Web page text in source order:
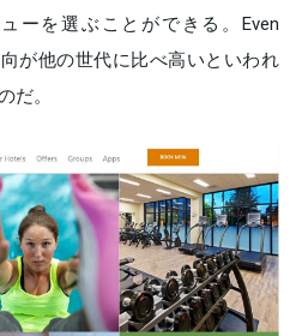
ーを選ぶことができる。Even
が他の世代に比べ高いといわれ
だ。